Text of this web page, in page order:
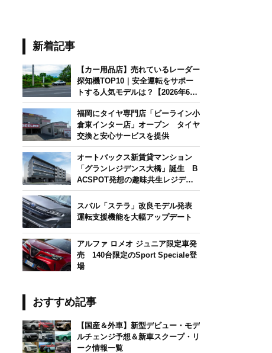
新着記事
【カー用品店】売れているレーダー
探知機TOP10｜安全運転をサポー
トする人気モデルは？【2026年6月
版】
福岡にタイヤ専門店「ビーライン小
倉東インター店」オープン タイヤ
交換と安心サービスを提供
オートバックス新賃貸マンション
「グランレジデンス大橋」誕生 B
ACSPOT発想の趣味共生レジデン
ス
スバル「ステラ」改良モデル発表
運転支援機能を大幅アップデート
アルファ ロメオ ジュニア限定車発
売 140台限定のSport Speciale登
場
おすすめ記事
【国産＆外車】新型デビュー・モデ
ルチェンジ予想＆新車スクープ・リ
ーク情報一覧